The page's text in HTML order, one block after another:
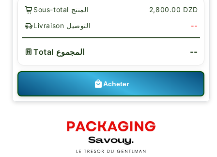
Sous-total المنتج
2,800.00 DZD
Livraison التوصيل
--
Total المجموع --
Acheter